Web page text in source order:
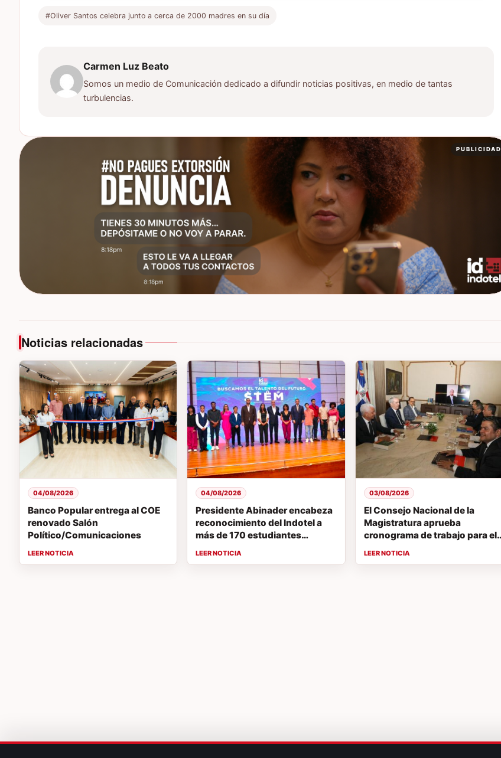
#Oliver Santos celebra junto a cerca de 2000 madres en su día
Carmen Luz Beato
Somos un medio de Comunicación dedicado a difundir noticias positivas, en medio de tantas
turbulencias.
PUBLICIDAD
Noticias relacionadas
Banco Popular entrega al COE
renovado Salón
Político/Comunicaciones
04/08/2026
Presidente Abinader encabeza
reconocimiento del Indotel a
más de 170 estudiantes
destacados en concurso de
04/08/2026
El Consejo Nacional de la
Magistratura aprueba
cronograma de trabajo para el
proceso de evaluación de
03/08/2026